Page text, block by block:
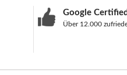
Google
Über 12.000